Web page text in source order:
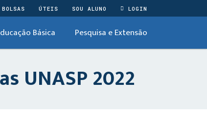
BOLSAS ÚTEIS SOU ALUNO LOGIN
Básica Pesquisa e Extensão
UNASP 2022